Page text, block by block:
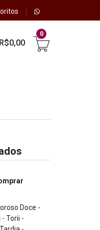
0
R$0,00
Doce -
- Torii -